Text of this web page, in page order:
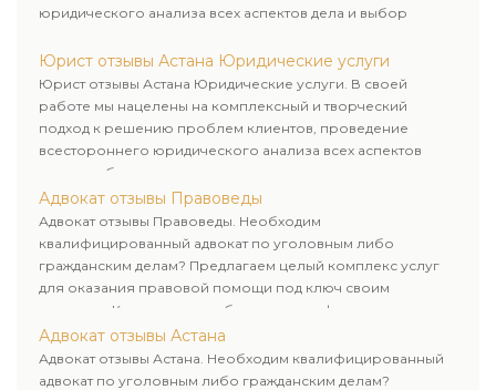
юридического анализа всех аспектов дела и выбор
Юрист отзывы Астана Юридические услуги
Юрист отзывы Астана Юридические услуги. В своей
работе мы нацелены на комплексный и творческий
подход к решению проблем клиентов, проведение
всестороннего юридического анализа всех аспектов
дела и выбор рационального пути для его успешного
завершения.
Адвокат отзывы Правоведы
Адвокат отзывы Правоведы. Необходим
квалифицированный адвокат по уголовным либо
гражданским делам? Предлагаем целый комплекс услуг
для оказания правовой помощи под ключ своим
клиентам. Комплексное обслуживание физических и
юридических лиц. Индивидуальный подход к каждому
клиенту.
Адвокат отзывы Астана
Адвокат отзывы Астана. Необходим квалифицированный
адвокат по уголовным либо гражданским делам?